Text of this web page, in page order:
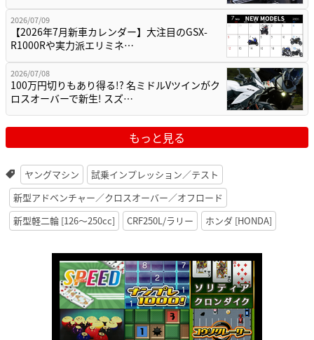
2026/07/09
【2026年7月新車カレンダー】大注目のGSX-
R1000Rや実力派エリミネ…
2026/07/08
100万円切りもあり得る!? 名ミドルVツインがク
ロスオーバーで新生! スズ…
もっと見る
ヤングマシン
試乗インプレッション／テスト
新型アドベンチャー／クロスオーバー／オフロード
新型軽二輪 [126〜250cc]
CRF250L/ラリー ホンダ [HONDA]